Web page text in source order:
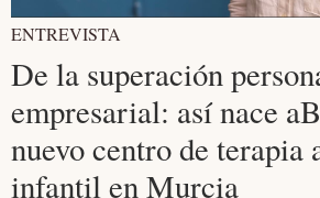
ENTREVISTA
De la superación
empresarial: así nace
nuevo centro de terapia
infantil en Murcia